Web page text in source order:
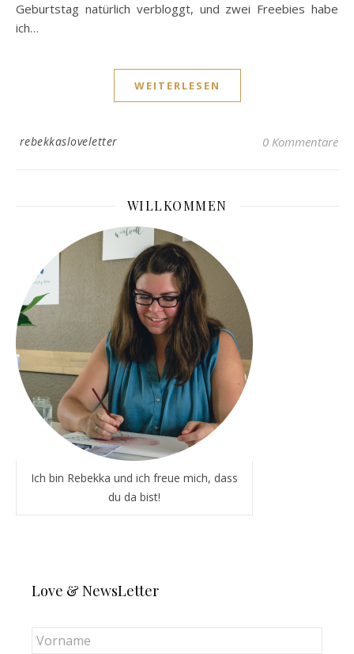
Geburtstag natürlich verbloggt, und zwei Freebies habe
ich…
WEITERLESEN
rebekkasloveletter 0 Kommentare
WILLKOMMEN
Ich bin Rebekka und ich freue mich, dass
du da bist!
Love & NewsLetter